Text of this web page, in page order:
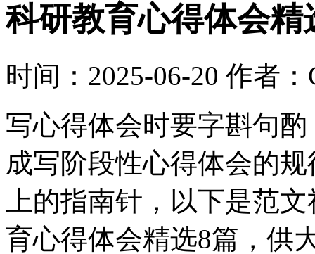
科研教育心得体会精
时间：2025-06-20 作者：
写心得体会时要字斟句
成写阶段性心得体会的
上的指南针，以下是范
育心得体会精选8篇，供